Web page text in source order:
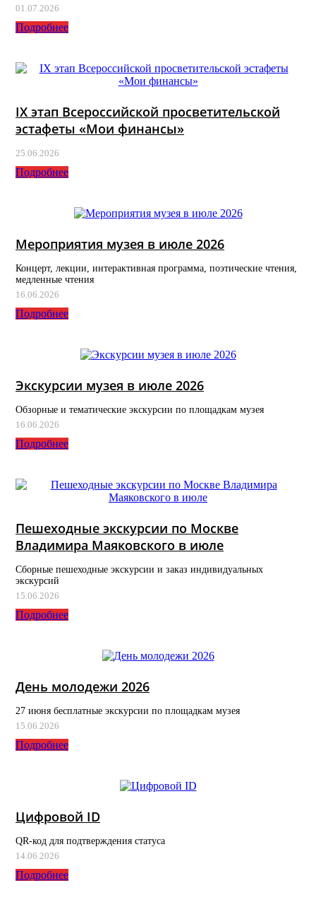
01.07.2026
Подробнее
IX этап Всероссийской просветительской
эстафеты «Мои финансы»
25.06.2026
Подробнее
Мероприятия музея в июле 2026
Концерт, лекции, интерактивная программа, поэтические чтения,
медленные чтения
16.06.2026
Подробнее
Экскурсии музея в июле 2026
Обзорные и тематические экскурсии по площадкам музея
16.06.2026
Подробнее
Пешеходные экскурсии по Москве
Владимира Маяковского в июле
Сборные пешеходные экскурсии и заказ индивидуальных
экскурсий
15.06.2026
Подробнее
День молодежи 2026
27 июня бесплатные экскурсии по площадкам музея
15.06.2026
Подробнее
Цифровой ID
QR-код для подтверждения статуса
14.06.2026
Подробнее